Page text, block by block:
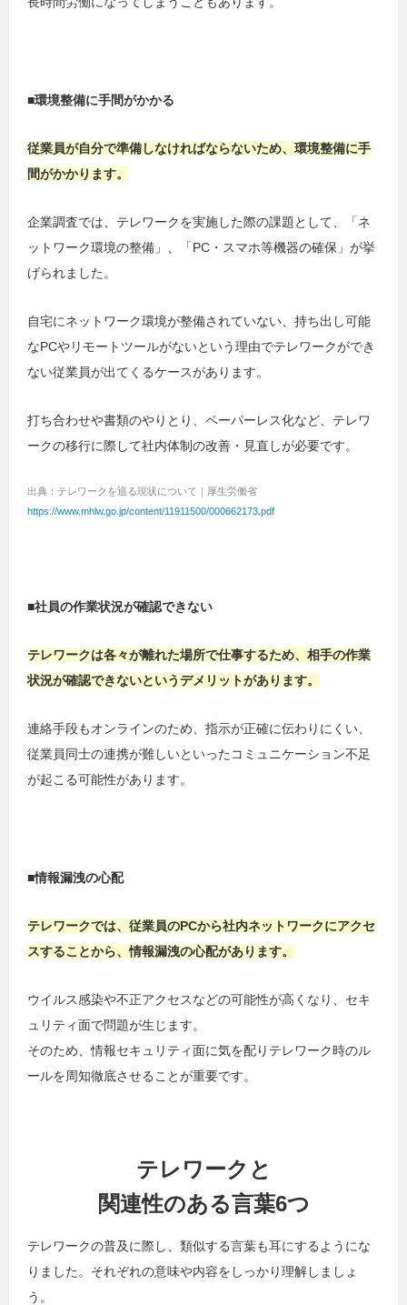
■環境整備に手間がかかる
従業員が自分で準備しなければならないため、環境整備に手
間がかかります。
企業調査では、テレワークを実施した際の課題として、「ネ
ットワーク環境の整備」、「PC・スマホ等機器の確保」が挙
げられました。
自宅にネットワーク環境が整備されていない、持ち出し可能
なPCやリモートツールがないという理由でテレワークができ
ない従業員が出てくるケースがあります。
打ち合わせや書類のやりとり、ペーパーレス化など、テレワ
ークの移行に際して社内体制の改善・見直しが必要です。
出典：テレワークを巡る現状について｜厚生労働省
https://www.mhlw.go.jp/content/11911500/000662173.pdf
■社員の作業状況が確認できない
テレワークは各々が離れた場所で仕事するため、相手の作業
状況が確認できないというデメリットがあります。
連絡手段もオンラインのため、指示が正確に伝わりにくい、
従業員同士の連携が難しいといったコミュニケーション不足
が起こる可能性があります。
■情報漏洩の心配
テレワークでは、従業員のPCから社内ネットワークにアクセ
スすることから、情報漏洩の心配があります。
ウイルス感染や不正アクセスなどの可能性が高くなり、セキ
ュリティ面で問題が生じます。
そのため、情報セキュリティ面に気を配りテレワーク時のル
ールを周知徹底させることが重要です。
テレワークと
関連性のある言葉6つ
テレワークの普及に際し、類似する言葉も耳にするようにな
りました。それぞれの意味や内容をしっかり理解しましょ
う。